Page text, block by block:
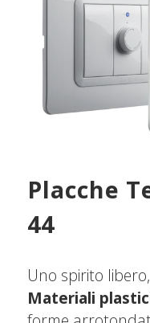
Placche
44
Uno spirito
Materiali